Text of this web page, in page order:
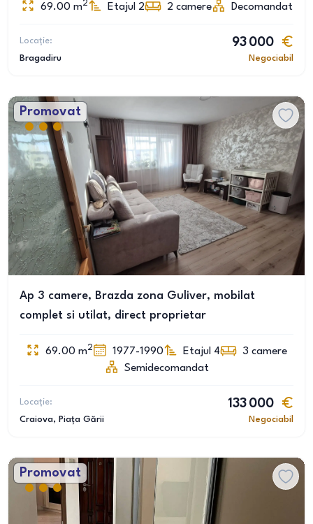
69.00 m2 Etajul 2 2 camere Decomandat
Locație:
Bragadiru
93 000
Negociabil
Promovat
Ap 3 camere, Brazda zona Guliver, mobilat
complet si utilat, direct proprietar
69.00 m2 1977-1990 Etajul 4 3 camere
Semidecomandat
Locație:
Craiova, Piața Gării
133 000
Negociabil
Promovat